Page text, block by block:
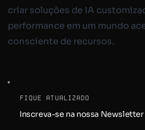
criar soluções de IA
performance em um mundo
consciente de recursos.
fique atualizado
Inscreva-se na nossa Newsletter